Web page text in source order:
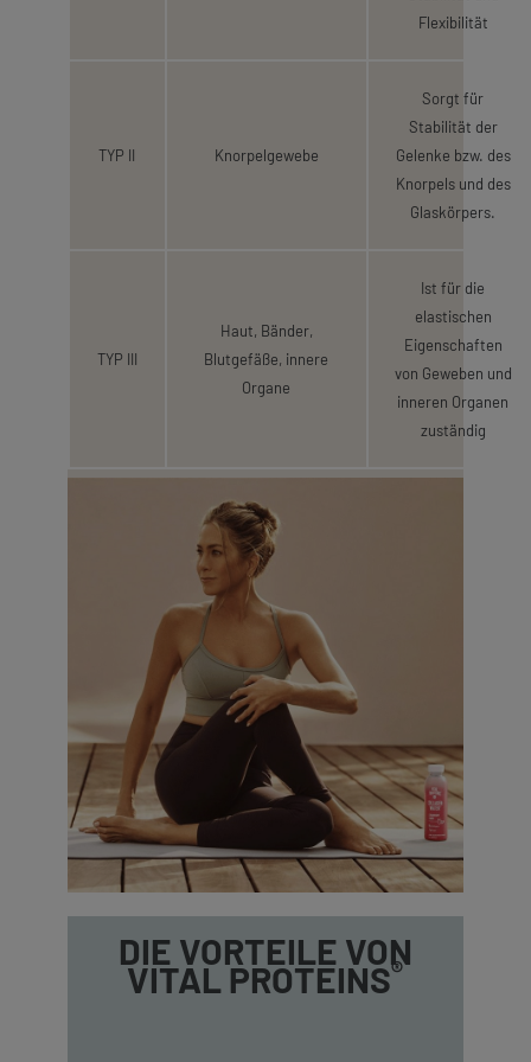
Flexibilität
TYP II Knorpelgewebe
Sorgt für
Stabilität der
Gelenke bzw. des
Knorpels und des
Glaskörpers.
TYP III
Haut, Bänder,
Blutgefäße, innere
Organe
Ist für die
elastischen
Eigenschaften
von Geweben und
inneren Organen
zuständig
DIE VORTEILE VON
VITAL PROTEINS®